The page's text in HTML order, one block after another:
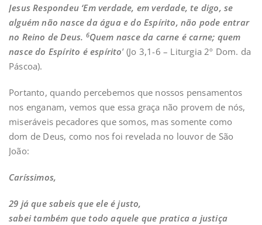
Jesus Respondeu ‘Em verdade, em verdade, te digo, se
alguém não nasce da água e do Espírito, não pode entrar
no Reino de Deus. 6Quem nasce da carne é carne; quem
nasce do Espírito é espírito’ (Jo 3,1-6 – Liturgia 2º Dom. da
Páscoa).
Portanto, quando percebemos que nossos pensamentos
nos enganam, vemos que essa graça não provem de nós,
miseráveis pecadores que somos, mas somente como
dom de Deus, como nos foi revelada no louvor de São
João:
Caríssimos,
29 já que sabeis que ele é justo,
sabei também que todo aquele que pratica a justiça